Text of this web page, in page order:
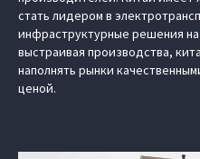
стать лидером в
инфраструктурные решения
выстраивая производства,
наполнять рынки
ценой.